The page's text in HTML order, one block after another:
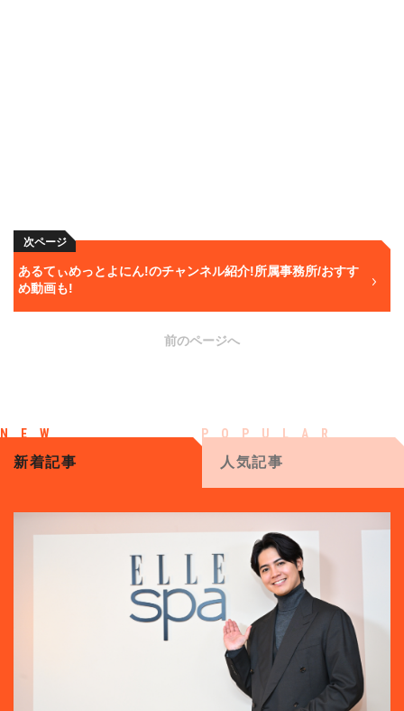
次ページ
あるてぃめっとよにん!のチャンネル紹介!所属事務所/おすす
め動画も!
前のページへ
新着記事 人気記事